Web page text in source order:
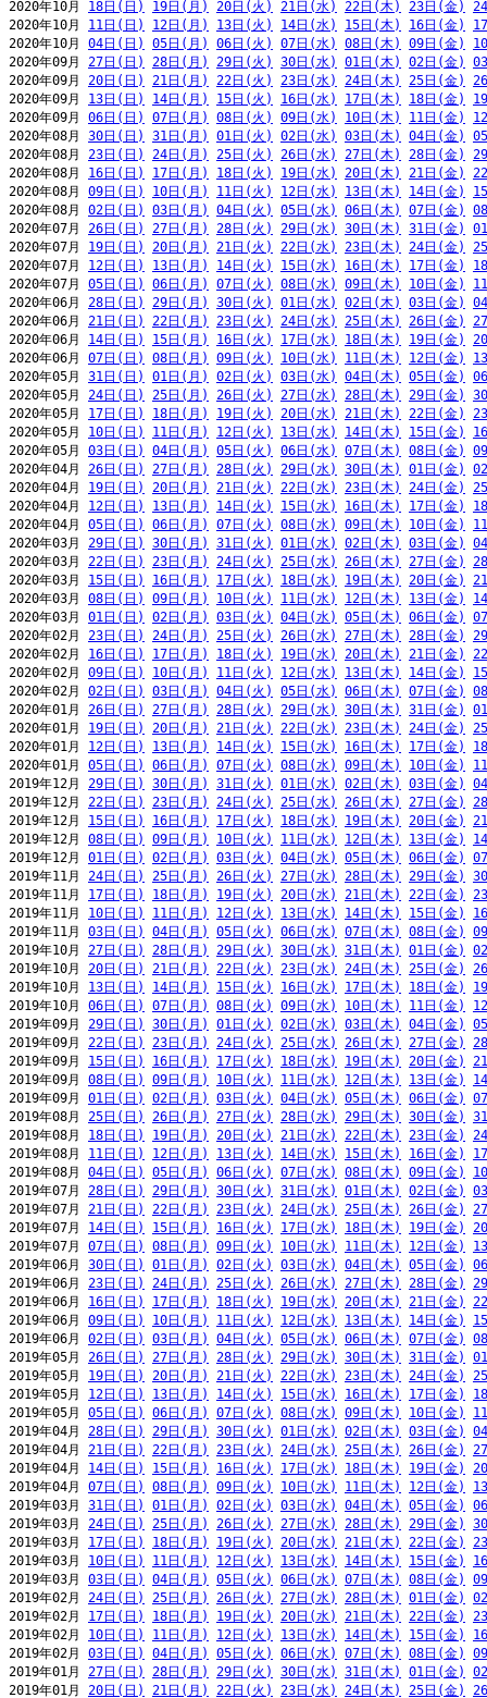
2020年10月 18日(日) 19日(月) 20日(火) 21日(水) 22日(木) 23日(金)
2020年10月 11日(日) 12日(月) 13日(火) 14日(水) 15日(木) 16日(金)
2020年10月 04日(日) 05日(月) 06日(火) 07日(水) 08日(木) 09日(金)
2020年09月 27日(日) 28日(月) 29日(火) 30日(水) 01日(木) 02日(金)
2020年09月 20日(日) 21日(月) 22日(火) 23日(水) 24日(木) 25日(金)
2020年09月 13日(日) 14日(月) 15日(火) 16日(水) 17日(木) 18日(金)
2020年09月 06日(日) 07日(月) 08日(火) 09日(水) 10日(木) 11日(金)
2020年08月 30日(日) 31日(月) 01日(火) 02日(水) 03日(木) 04日(金)
2020年08月 23日(日) 24日(月) 25日(火) 26日(水) 27日(木) 28日(金)
2020年08月 16日(日) 17日(月) 18日(火) 19日(水) 20日(木) 21日(金)
2020年08月 09日(日) 10日(月) 11日(火) 12日(水) 13日(木) 14日(金)
2020年08月 02日(日) 03日(月) 04日(火) 05日(水) 06日(木) 07日(金)
2020年07月 26日(日) 27日(月) 28日(火) 29日(水) 30日(木) 31日(金)
2020年07月 19日(日) 20日(月) 21日(火) 22日(水) 23日(木) 24日(金)
2020年07月 12日(日) 13日(月) 14日(火) 15日(水) 16日(木) 17日(金)
2020年07月 05日(日) 06日(月) 07日(火) 08日(水) 09日(木) 10日(金)
2020年06月 28日(日) 29日(月) 30日(火) 01日(水) 02日(木) 03日(金)
2020年06月 21日(日) 22日(月) 23日(火) 24日(水) 25日(木) 26日(金)
2020年06月 14日(日) 15日(月) 16日(火) 17日(水) 18日(木) 19日(金)
2020年06月 07日(日) 08日(月) 09日(火) 10日(水) 11日(木) 12日(金)
2020年05月 31日(日) 01日(月) 02日(火) 03日(水) 04日(木) 05日(金)
2020年05月 24日(日) 25日(月) 26日(火) 27日(水) 28日(木) 29日(金)
2020年05月 17日(日) 18日(月) 19日(火) 20日(水) 21日(木) 22日(金)
2020年05月 10日(日) 11日(月) 12日(火) 13日(水) 14日(木) 15日(金)
2020年05月 03日(日) 04日(月) 05日(火) 06日(水) 07日(木) 08日(金)
2020年04月 26日(日) 27日(月) 28日(火) 29日(水) 30日(木) 01日(金)
2020年04月 19日(日) 20日(月) 21日(火) 22日(水) 23日(木) 24日(金)
2020年04月 12日(日) 13日(月) 14日(火) 15日(水) 16日(木) 17日(金)
2020年04月 05日(日) 06日(月) 07日(火) 08日(水) 09日(木) 10日(金)
2020年03月 29日(日) 30日(月) 31日(火) 01日(水) 02日(木) 03日(金)
2020年03月 22日(日) 23日(月) 24日(火) 25日(水) 26日(木) 27日(金)
2020年03月 15日(日) 16日(月) 17日(火) 18日(水) 19日(木) 20日(金)
2020年03月 08日(日) 09日(月) 10日(火) 11日(水) 12日(木) 13日(金)
2020年03月 01日(日) 02日(月) 03日(火) 04日(水) 05日(木) 06日(金)
2020年02月 23日(日) 24日(月) 25日(火) 26日(水) 27日(木) 28日(金)
2020年02月 16日(日) 17日(月) 18日(火) 19日(水) 20日(木) 21日(金)
2020年02月 09日(日) 10日(月) 11日(火) 12日(水) 13日(木) 14日(金)
2020年02月 02日(日) 03日(月) 04日(火) 05日(水) 06日(木) 07日(金)
2020年01月 26日(日) 27日(月) 28日(火) 29日(水) 30日(木) 31日(金)
2020年01月 19日(日) 20日(月) 21日(火) 22日(水) 23日(木) 24日(金)
2020年01月 12日(日) 13日(月) 14日(火) 15日(水) 16日(木) 17日(金)
2020年01月 05日(日) 06日(月) 07日(火) 08日(水) 09日(木) 10日(金)
2019年12月 29日(日) 30日(月) 31日(火) 01日(水) 02日(木) 03日(金)
2019年12月 22日(日) 23日(月) 24日(火) 25日(水) 26日(木) 27日(金)
2019年12月 15日(日) 16日(月) 17日(火) 18日(水) 19日(木) 20日(金)
2019年12月 08日(日) 09日(月) 10日(火) 11日(水) 12日(木) 13日(金)
2019年12月 01日(日) 02日(月) 03日(火) 04日(水) 05日(木) 06日(金)
2019年11月 24日(日) 25日(月) 26日(火) 27日(水) 28日(木) 29日(金)
2019年11月 17日(日) 18日(月) 19日(火) 20日(水) 21日(木) 22日(金)
2019年11月 10日(日) 11日(月) 12日(火) 13日(水) 14日(木) 15日(金)
2019年11月 03日(日) 04日(月) 05日(火) 06日(水) 07日(木) 08日(金)
2019年10月 27日(日) 28日(月) 29日(火) 30日(水) 31日(木) 01日(金)
2019年10月 20日(日) 21日(月) 22日(火) 23日(水) 24日(木) 25日(金)
2019年10月 13日(日) 14日(月) 15日(火) 16日(水) 17日(木) 18日(金)
2019年10月 06日(日) 07日(月) 08日(火) 09日(水) 10日(木) 11日(金)
2019年09月 29日(日) 30日(月) 01日(火) 02日(水) 03日(木) 04日(金)
2019年09月 22日(日) 23日(月) 24日(火) 25日(水) 26日(木) 27日(金)
2019年09月 15日(日) 16日(月) 17日(火) 18日(水) 19日(木) 20日(金)
2019年09月 08日(日) 09日(月) 10日(火) 11日(水) 12日(木) 13日(金)
2019年09月 01日(日) 02日(月) 03日(火) 04日(水) 05日(木) 06日(金)
2019年08月 25日(日) 26日(月) 27日(火) 28日(水) 29日(木) 30日(金)
2019年08月 18日(日) 19日(月) 20日(火) 21日(水) 22日(木) 23日(金)
2019年08月 11日(日) 12日(月) 13日(火) 14日(水) 15日(木) 16日(金)
2019年08月 04日(日) 05日(月) 06日(火) 07日(水) 08日(木) 09日(金)
2019年07月 28日(日) 29日(月) 30日(火) 31日(水) 01日(木) 02日(金)
2019年07月 21日(日) 22日(月) 23日(火) 24日(水) 25日(木) 26日(金)
2019年07月 14日(日) 15日(月) 16日(火) 17日(水) 18日(木) 19日(金)
2019年07月 07日(日) 08日(月) 09日(火) 10日(水) 11日(木) 12日(金)
2019年06月 30日(日) 01日(月) 02日(火) 03日(水) 04日(木) 05日(金)
2019年06月 23日(日) 24日(月) 25日(火) 26日(水) 27日(木) 28日(金)
2019年06月 16日(日) 17日(月) 18日(火) 19日(水) 20日(木) 21日(金)
2019年06月 09日(日) 10日(月) 11日(火) 12日(水) 13日(木) 14日(金)
2019年06月 02日(日) 03日(月) 04日(火) 05日(水) 06日(木) 07日(金)
2019年05月 26日(日) 27日(月) 28日(火) 29日(水) 30日(木) 31日(金)
2019年05月 19日(日) 20日(月) 21日(火) 22日(水) 23日(木) 24日(金)
2019年05月 12日(日) 13日(月) 14日(火) 15日(水) 16日(木) 17日(金)
2019年05月 05日(日) 06日(月) 07日(火) 08日(水) 09日(木) 10日(金)
2019年04月 28日(日) 29日(月) 30日(火) 01日(水) 02日(木) 03日(金)
2019年04月 21日(日) 22日(月) 23日(火) 24日(水) 25日(木) 26日(金)
2019年04月 14日(日) 15日(月) 16日(火) 17日(水) 18日(木) 19日(金)
2019年04月 07日(日) 08日(月) 09日(火) 10日(水) 11日(木) 12日(金)
2019年03月 31日(日) 01日(月) 02日(火) 03日(水) 04日(木) 05日(金)
2019年03月 24日(日) 25日(月) 26日(火) 27日(水) 28日(木) 29日(金)
2019年03月 17日(日) 18日(月) 19日(火) 20日(水) 21日(木) 22日(金)
2019年03月 10日(日) 11日(月) 12日(火) 13日(水) 14日(木) 15日(金)
2019年03月 03日(日) 04日(月) 05日(火) 06日(水) 07日(木) 08日(金)
2019年02月 24日(日) 25日(月) 26日(火) 27日(水) 28日(木) 01日(金)
2019年02月 17日(日) 18日(月) 19日(火) 20日(水) 21日(木) 22日(金)
2019年02月 10日(日) 11日(月) 12日(火) 13日(水) 14日(木) 15日(金)
2019年02月 03日(日) 04日(月) 05日(火) 06日(水) 07日(木) 08日(金)
2019年01月 27日(日) 28日(月) 29日(火) 30日(水) 31日(木) 01日(金)
2019年01月 20日(日) 21日(月) 22日(火) 23日(水) 24日(木) 25日(金)